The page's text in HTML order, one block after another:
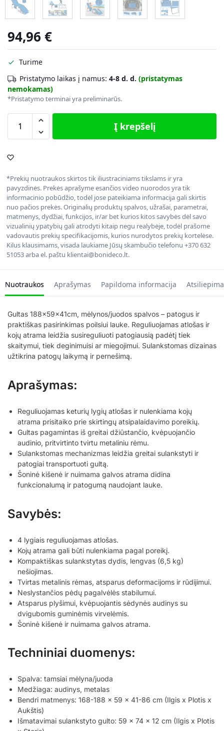
94,96 €
Turime
Pristatymo laikas į namus: 4-8 d. d. (pristatymas
nemokamas)
*Pristatymo terminai yra preliminarūs.
Į krepšelį
*Prekių nuotraukos skirtos tik iliustraciniams tikslams ir yra
pavyzdinės. Prekės aprašyme esančios video nuorodos yra tik
informacinio pobūdžio, todėl jose pateikiama informacija gali skirtis
nuo pačios prekės. Originalių produktų spalvos, užrašai, parametrai,
matmenys, dydžiai, funkcijos, ir/ar bet kurios kitos savybės dėl savo
vizualinių ypatybių gali atrodyti kitaip negu realybėje, todėl prašome
vadovautis prekių specifikacijomis, kurios nurodytos prekių kortelėse.
Kilus klausimams, visada laukiame Jūsų skambučio telefonu +370 632
51053 arba el. paštu klientai@bonideco.lt.
Nuotraukos Aprašymas Papildoma informacija
Gultas 188x59x41cm, mėlynos/juodos spalvos – patogus ir
praktiškas pasirinkimas poilsiui lauke. Reguliuojamas atlošas ir
kojų atrama leidžia susireguliuoti patogiausią padėtį tiek
skaitymui, tiek deginimuisi ar miegojimui. Sulankstomas dizainas
užtikrina patogų laikymą ir pernešimą.
Aprašymas:
Reguliuojamas keturių lygių atlošas ir nulenkiama kojų
atrama prisitaiko prie skirtingų atsipalaidavimo poreikių.
Gultas pagamintas iš greitai džiūstančio, kvėpuojančio
audinio, pritvirtinto tvirtu metaliniu rėmu.
Sulankstomas mechanizmas leidžia greitai sulankstyti ir
patogiai transportuoti gultą.
Šoninė kišenė ir nuimama galvos atrama didina
funkcionalumą ir patogumą naudojant lauke.
Savybės:
4 lygiais reguliuojamas atlošas.
Kojų atrama gali būti nulenkiama pagal poreikį.
Kompaktiškas sulankstytas dydis, lengvas (6,5 kg)
nešiojimas.
Tvirtas metalinis rėmas, atsparus deformacijoms ir rūdijimui.
Neslystančios pėdų pagalvėlės stabilumui.
Atsparus plyšimui, kvėpuojantis sėdynės audinys su
dvigubomis guminėmis virvelėmis.
Šoninė kišenė ir nuimama galvos atrama.
Techniniai duomenys:
Spalva: tamsiai mėlyna/juoda
Medžiaga: audinys, metalas
Bendri matmenys: 168-188 x 59 x 41-86 cm (Ilgis x Plotis x
Aukštis)
Išmatavimai sulankstyto gulto: 59 x 74 x 12 cm (Ilgis x Plotis